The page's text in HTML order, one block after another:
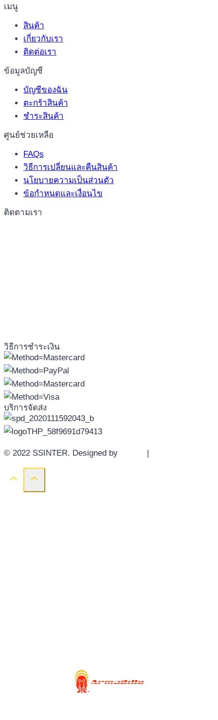
เมนู
สินค้า
เกี่ยวกับเรา
ติดต่อเรา
ข้อมูลบัญชี
บัญชีของฉัน
ตะกร้าสินค้า
ชำระสินค้า
ศูนย์ช่วยเหลือ
FAQs
วิธีการเปลี่ยนและคืนสินค้า
นโยบายความเป็นส่วนตัว
ข้อกำหนดและเงื่อนไข
ติดตามเรา
วิธีการชำระเงิน
บริการจัดส่ง
© 2022 SSINTER. Designed by